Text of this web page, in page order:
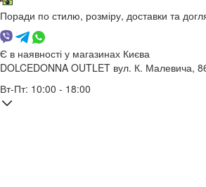
Поради по стилю, розміру, доставки та
Є в наявності у магазинах Києва
DOLCEDONNA OUTLET вул. К. Малевича,
Вт-Пт: 10:00 - 18:00